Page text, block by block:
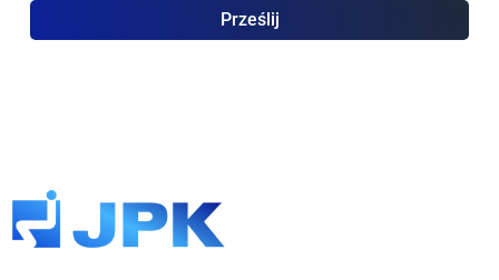
Prześlij